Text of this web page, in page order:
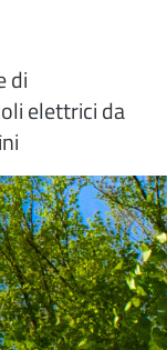
di
elettrici da